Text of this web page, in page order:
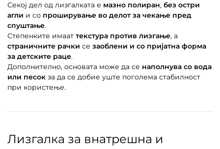
Секој дел од лизгалката е мазно полиран, без остри
агли и со проширување во делот за чекање пред
спуштање.
Степенките имаат текстура против лизгање, а
страничните рачки се заоблени и со пријатна форма
за детските раце.
Дополнително, основата може да се наполнува со вода
или песок за да се добие уште поголема стабилност
при користење.
Лизгалка за внатрешна и